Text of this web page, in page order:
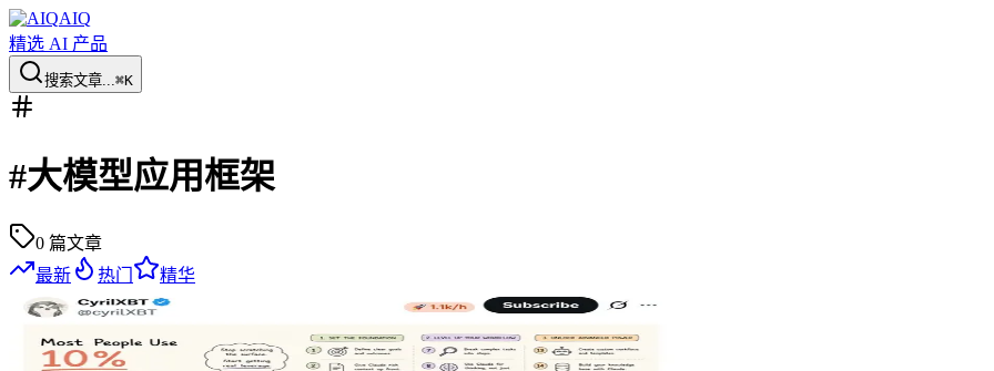
AIQ
精选 AI 产品
搜索文章...⌘K
#大模型应用框架
0 篇文章
最新
热门 精华